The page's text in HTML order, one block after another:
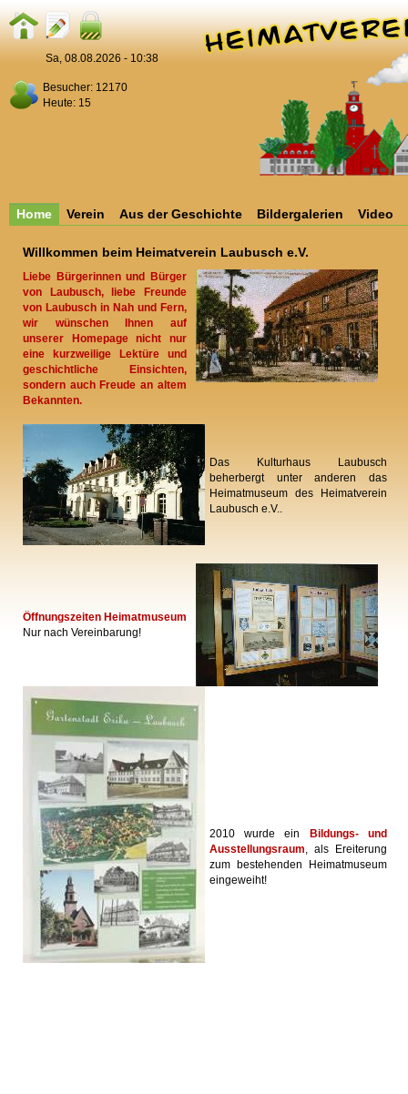
Sa, 08.08.2026 - 10:38
Besucher: 12170
Heute: 15
Home Verein Aus der Geschichte Bildergalerien Video
Willkommen beim Heimatverein Laubusch e.V.
Liebe Bürgerinnen und Bürger
von Laubusch, liebe Freunde
von Laubusch in Nah und Fern,
wir wünschen Ihnen auf
unserer Homepage nicht nur
eine kurzweilige Lektüre und
geschichtliche Einsichten,
sondern auch Freude an altem
Bekannten.
Das Kulturhaus Laubusch
beherbergt unter anderen das
Heimatmuseum des Heimatverein
Laubusch e.V..
Öffnungszeiten Heimatmuseum
Nur nach Vereinbarung!
2010 wurde ein Bildungs- und
Ausstellungsraum , als Ereiterung
zum bestehenden Heimatmuseum
eingeweiht!